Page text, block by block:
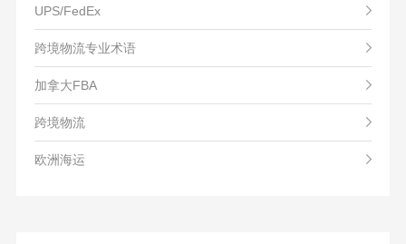
UPS/FedEx
跨境物流专业术语
加拿大FBA
跨境物流
欧洲海运